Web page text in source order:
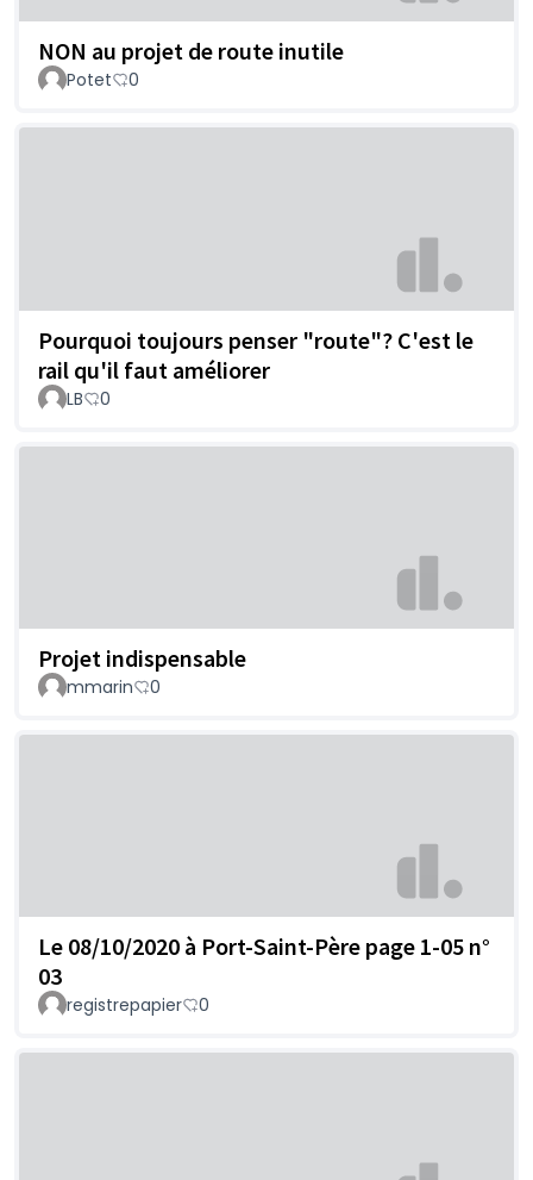
NON au projet de route inutile
Potet 0
Pourquoi toujours penser "route"? C'est le
rail qu'il faut améliorer
LB 0
Projet indispensable
mmarin 0
Le 08/10/2020 à Port-Saint-Père page 1-05 n°
03
registrepapier 0